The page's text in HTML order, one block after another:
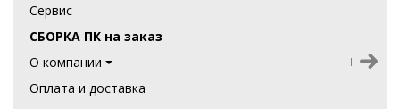
Сервис
СБОРКА ПК на заказ
О компании
Оплата и доставка